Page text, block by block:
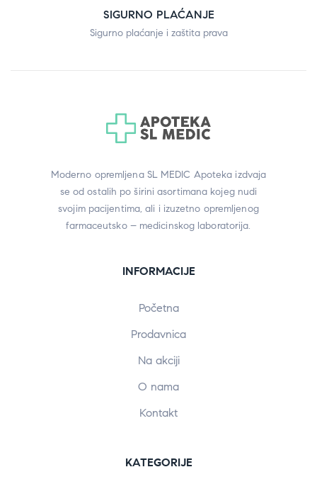
SIGURNO PLAĆANJE
Sigurno plaćanje i zaštita prava
Moderno opremljena SL MEDIC Apoteka izdvaja
se od ostalih po širini asortimana kojeg nudi
svojim pacijentima, ali i izuzetno opremljenog
farmaceutsko – medicinskog laboratorija.
INFORMACIJE
Početna
Prodavnica
Na akciji
O nama
Kontakt
KATEGORIJE